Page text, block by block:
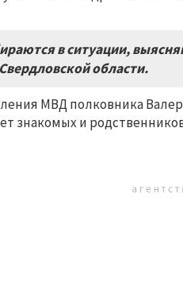
в ситуации,
области.
МВД полковника
знакомых и